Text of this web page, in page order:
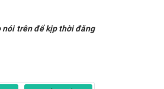
nói trên để kịp thời đăng